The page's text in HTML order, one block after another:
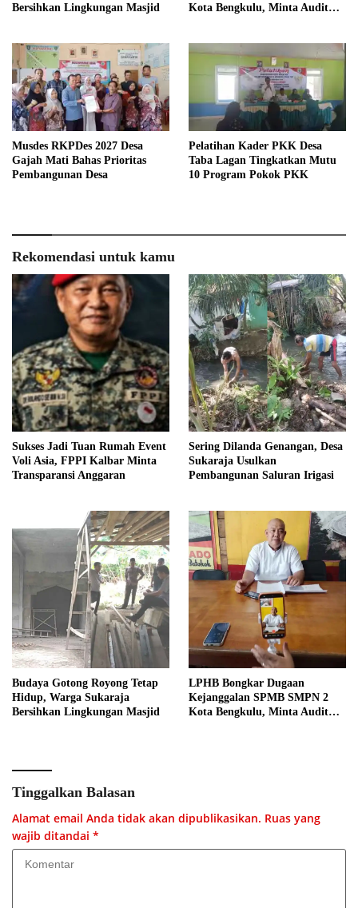
Bersihkan Lingkungan Masjid
Kota Bengkulu, Minta Audit
Musdes RKPDes 2027 Desa
Gajah Mati Bahas Prioritas
Pembangunan Desa
Pelatihan Kader PKK Desa
Taba Lagan Tingkatkan Mutu
10 Program Pokok PKK
Rekomendasi untuk kamu
Sukses Jadi Tuan Rumah Event
Voli Asia, FPPI Kalbar Minta
Transparansi Anggaran
Sering Dilanda Genangan, Desa
Sukaraja Usulkan
Pembangunan Saluran Irigasi
Budaya Gotong Royong Tetap
Hidup, Warga Sukaraja
Bersihkan Lingkungan Masjid
LPHB Bongkar Dugaan
Kejanggalan SPMB SMPN 2
Kota Bengkulu, Minta Audit
Tinggalkan Balasan
Alamat email Anda tidak akan dipublikasikan. Ruas yang
wajib ditandai *